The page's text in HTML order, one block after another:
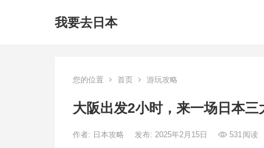
我要去日本
您的位置 首页 游玩攻略
大阪出发2小时，来一场日本
作者: 日本攻略 发布: 2025年2月15日 531阅读